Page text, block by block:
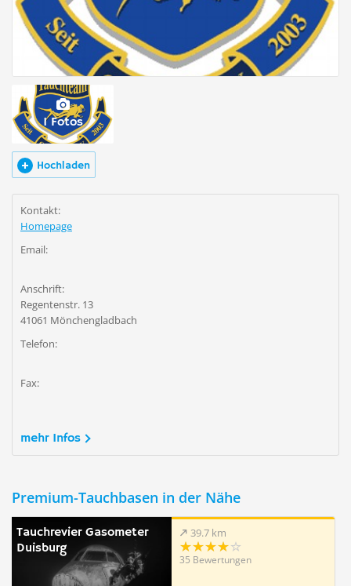
1 Fotos
Hochladen
Kontakt:
Homepage
Email:
Anschrift:
Regentenstr. 13
41061 Mönchengladbach
Telefon:
Fax:
mehr Infos
Premium-Tauchbasen in der Nähe
Tauchrevier Gasometer
Duisburg
39.7 km
35 Bewertungen